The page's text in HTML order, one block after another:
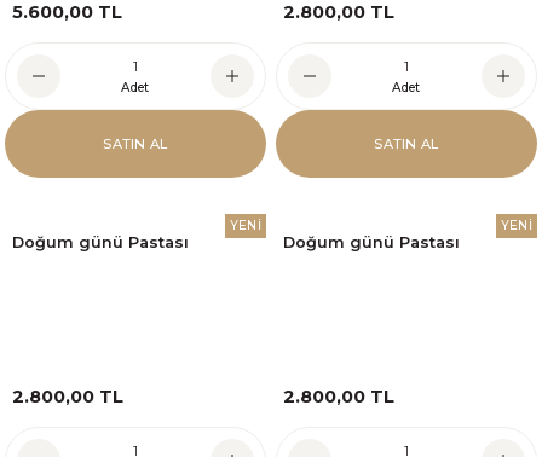
5.600,00 TL
Adet
SATIN AL
2.800,00 TL
Adet
SATIN AL
YENİ
Doğum günü Pastası
2.800,00 TL
YENİ
Doğum günü Pastası
2.800,00 TL